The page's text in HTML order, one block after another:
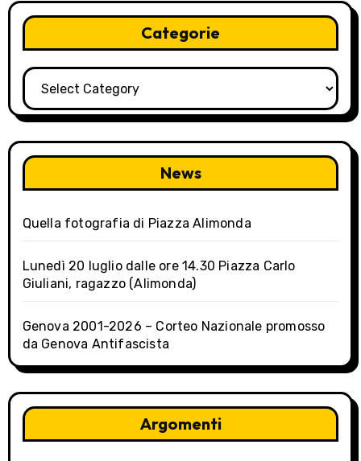
a
v
i
g
a
t
i
o
n
Categorie
Categorie
News
Quella fotografia di Piazza Alimonda
Lunedì 20 luglio dalle ore 14.30 Piazza Carlo
Giuliani, ragazzo (Alimonda)
Genova 2001-2026 – Corteo Nazionale promosso
da Genova Antifascista
Argomenti